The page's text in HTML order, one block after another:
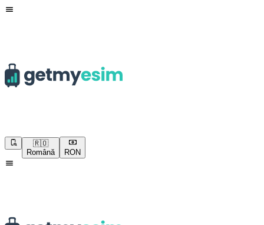
🇷🇴
Română
RON